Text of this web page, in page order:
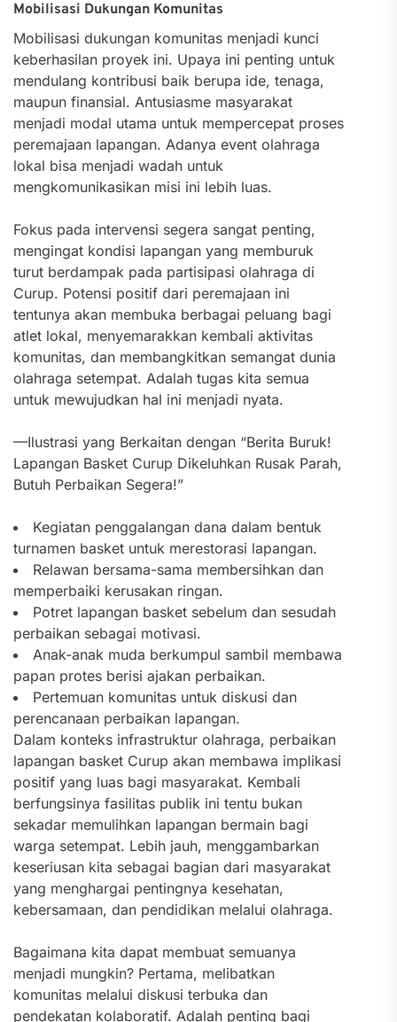
Mobilisasi Dukungan Komunitas
Mobilisasi dukungan komunitas menjadi kunci
keberhasilan proyek ini. Upaya ini penting untuk
mendulang kontribusi baik berupa ide, tenaga,
maupun finansial. Antusiasme masyarakat
menjadi modal utama untuk mempercepat proses
peremajaan lapangan. Adanya event olahraga
lokal bisa menjadi wadah untuk
mengkomunikasikan misi ini lebih luas.
Fokus pada intervensi segera sangat penting,
mengingat kondisi lapangan yang memburuk
turut berdampak pada partisipasi olahraga di
Curup. Potensi positif dari peremajaan ini
tentunya akan membuka berbagai peluang bagi
atlet lokal, menyemarakkan kembali aktivitas
komunitas, dan membangkitkan semangat dunia
olahraga setempat. Adalah tugas kita semua
untuk mewujudkan hal ini menjadi nyata.
—Ilustrasi yang Berkaitan dengan “Berita Buruk!
Lapangan Basket Curup Dikeluhkan Rusak Parah,
Butuh Perbaikan Segera!”
Kegiatan penggalangan dana dalam bentuk
turnamen basket untuk merestorasi lapangan.
Relawan bersama-sama membersihkan dan
memperbaiki kerusakan ringan.
Potret lapangan basket sebelum dan sesudah
perbaikan sebagai motivasi.
Anak-anak muda berkumpul sambil membawa
papan protes berisi ajakan perbaikan.
Pertemuan komunitas untuk diskusi dan
perencanaan perbaikan lapangan.
Dalam konteks infrastruktur olahraga, perbaikan
lapangan basket Curup akan membawa implikasi
positif yang luas bagi masyarakat. Kembali
berfungsinya fasilitas publik ini tentu bukan
sekadar memulihkan lapangan bermain bagi
warga setempat. Lebih jauh, menggambarkan
keseriusan kita sebagai bagian dari masyarakat
yang menghargai pentingnya kesehatan,
kebersamaan, dan pendidikan melalui olahraga.
Bagaimana kita dapat membuat semuanya
menjadi mungkin? Pertama, melibatkan
komunitas melalui diskusi terbuka dan
pendekatan kolaboratif. Adalah penting bagi